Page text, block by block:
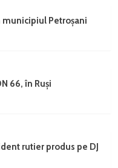
Petroșani
66, în Ruși
rutier produs pe DJ